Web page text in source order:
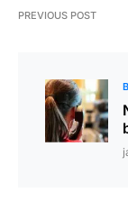
PREVIOUS POST